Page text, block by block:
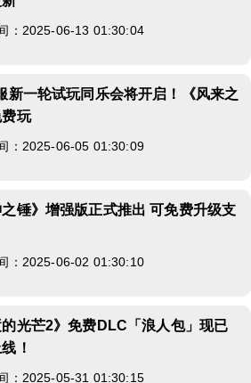
：2025-06-13 01:30:04
新一轮试玩同乐会将开启！《风来之
费玩
：2025-06-05 01:30:09
之锤》增强版正式推出 可免费升级支
：2025-06-02 01:30:10
的光芒2》免费DLC「浪人包」现已
！
：2025-05-31 01:30:15